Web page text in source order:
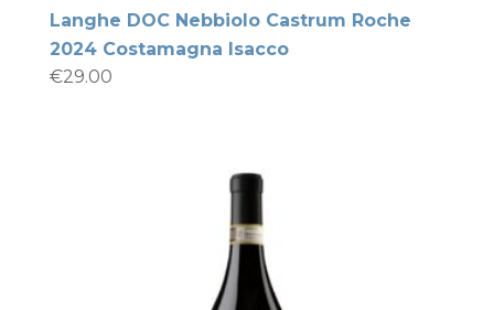
Langhe DOC Nebbiolo Castrum Roche
2024 Costamagna Isacco
€29.00